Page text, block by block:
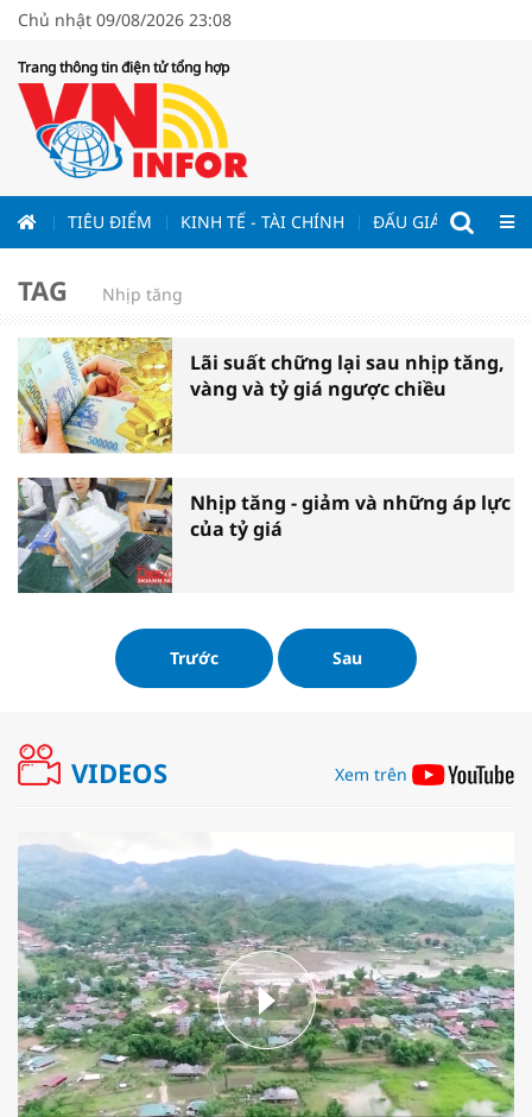
Chủ nhật 09/08/2026 23:08
Trang thông tin điện tử tổng hợp
TIÊU ĐIỂM KINH TẾ - TÀI CHÍNH ĐẤU GIÁ - ĐẤU
TAG Nhịp tăng
Lãi suất chững lại sau nhịp tăng,
vàng và tỷ giá ngược chiều
Nhịp tăng - giảm và những áp lực
của tỷ giá
Trước Sau
VIDEOS Xem trên